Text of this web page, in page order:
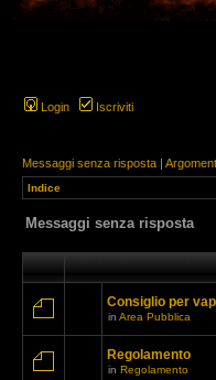
Login Iscriviti
Messaggi senza risposta |
Indice
Messaggi senza risposta
Consiglio per
in Area Pubblica
Regolamento
in Regolamento